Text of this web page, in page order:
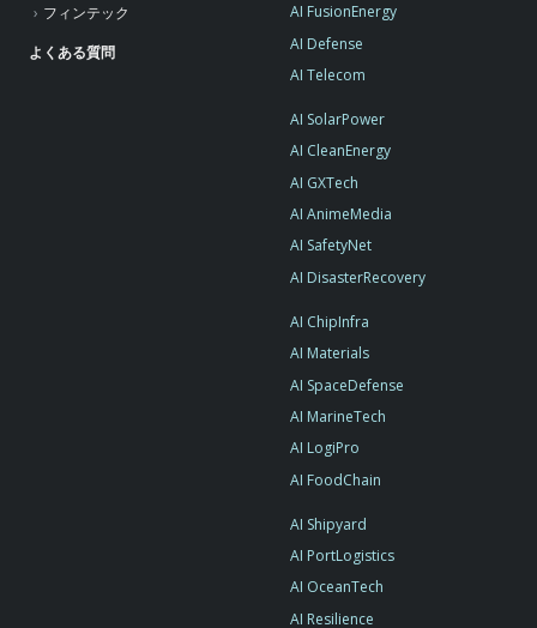
フィンテック
よくある質問
AI FusionEnergy
AI Defense
AI Telecom
AI SolarPower
AI CleanEnergy
AI GXTech
AI AnimeMedia
AI SafetyNet
AI DisasterRecovery
AI ChipInfra
AI Materials
AI SpaceDefense
AI MarineTech
AI LogiPro
AI FoodChain
AI Shipyard
AI PortLogistics
AI OceanTech
AI Resilience